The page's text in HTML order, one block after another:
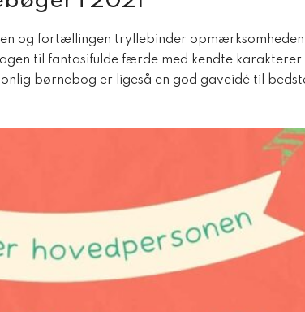
og fortællingen tryllebinder
til fantasifulde færde med kendte
børnebog er ligeså en god gaveidé til